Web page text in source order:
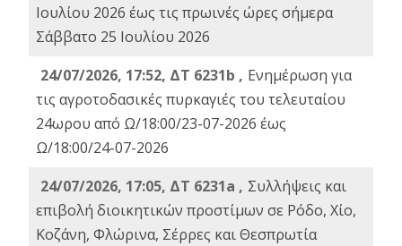
Ιουλίου 2026 έως τις πρωινές ώρες σήμερα
Σάββατο 25 Ιουλίου 2026
24/07/2026, 17:52, ΔΤ 6231b , Ενημέρωση για
τις αγροτοδασικές πυρκαγιές του τελευταίου
24ωρου από Ω/18:00/23-07-2026 έως
Ω/18:00/24-07-2026
24/07/2026, 17:05, ΔΤ 6231a , Συλλήψεις και
επιβολή διοικητικών προστίμων σε Ρόδο, Χίο,
Κοζάνη, Φλώρινα, Σέρρες και Θεσπρωτία